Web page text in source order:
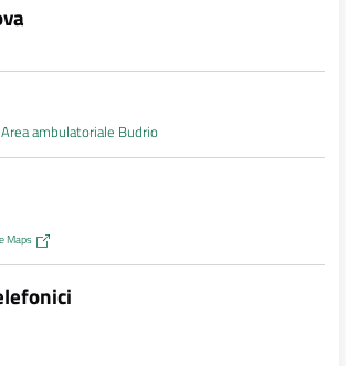
Area ambulatoriale Budrio
Maps